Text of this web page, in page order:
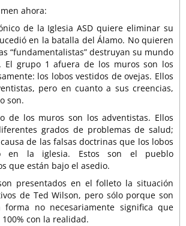
ahora:
de la Iglesia ASD quiere eliminar su
en la batalla del Álamo. No quieren
“fundamentalistas” destruyan su mundo
El grupo 1 afuera de los muros son los
los lobos vestidos de ovejas. Ellos
pero en cuanto a sus creencias,
son.
de los muros son los adventistas. Ellos
grados de problemas de salud;
de las falsas doctrinas que los lobos
en la iglesia. Estos son el pueblo
que están bajo el asedio.
presentados en el folleto la situación
de Ted Wilson, pero sólo porque son
forma no necesariamente significa que
con la realidad.